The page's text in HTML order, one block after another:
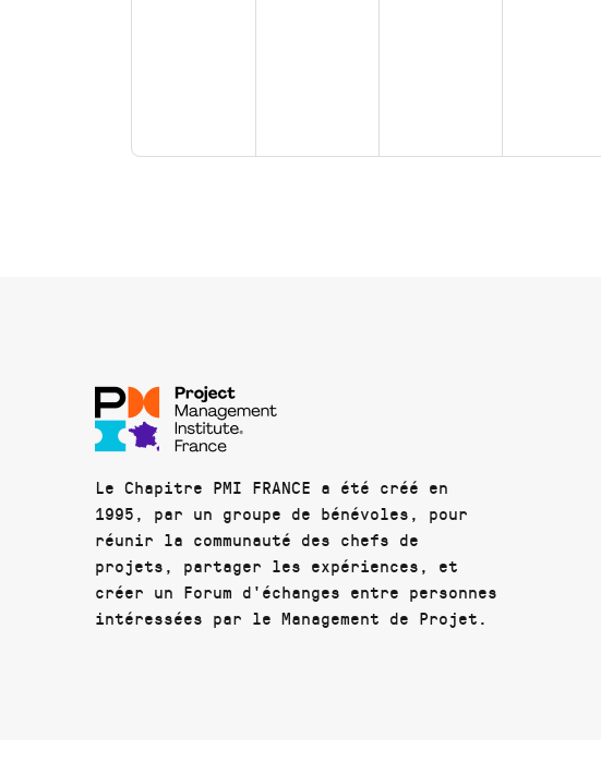
Le Chapitre PMI FRANCE a été créé en
1995, par un groupe de bénévoles, pour
réunir la communauté des chefs de
projets, partager les expériences, et
créer un Forum d'échanges entre personnes
intéressées par le Management de Projet.